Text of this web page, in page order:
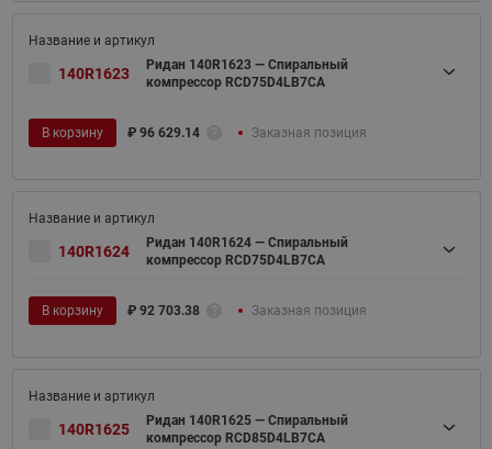
140R1623
Ридан 140R1623 — Спиральный
компрессор RCD75D4LB7CA
В корзину ₽ 96 629.14 Заказная позиция
140R1624
Ридан 140R1624 — Спиральный
компрессор RCD75D4LB7CA
В корзину ₽ 92 703.38 Заказная позиция
140R1625
Ридан 140R1625 — Спиральный
компрессор RCD85D4LB7CA